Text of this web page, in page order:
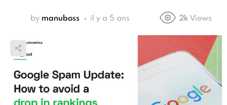
by manuboss il y a 5 ans 2k Views